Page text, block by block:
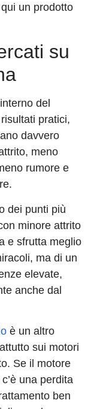
un prodotto
su
del
pratici,
davvero
meno
rumore e
dei punti più
minore attrito
e sfrutta meglio
ma di un
elevate,
anche dal
è un altro
sui motori
Se il motore
una perdita
ben